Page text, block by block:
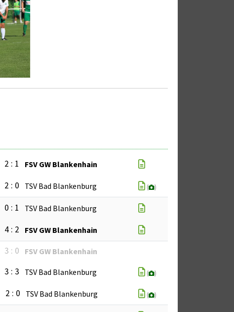
2 : 1 FSV GW Blankenhain
2 : 0 TSV Bad Blankenburg ( )
0 : 1 TSV Bad Blankenburg
4 : 2 FSV GW Blankenhain
3 : 0 FSV GW Blankenhain
3 : 3 TSV Bad Blankenburg ( )
2 : 0 TSV Bad Blankenburg ( )